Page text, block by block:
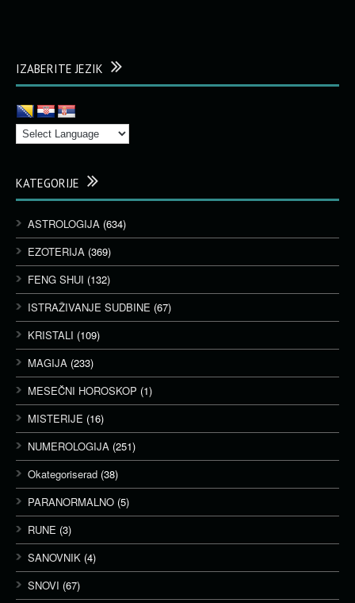
IZABERITE JEZIK
KATEGORIJE
ASTROLOGIJA (634)
EZOTERIJA (369)
FENG SHUI (132)
ISTRAŽIVANJE SUDBINE (67)
KRISTALI (109)
MAGIJA (233)
MESEČNI HOROSKOP (1)
MISTERIJE (16)
NUMEROLOGIJA (251)
Okategoriserad (38)
PARANORMALNO (5)
RUNE (3)
SANOVNIK (4)
SNOVI (67)